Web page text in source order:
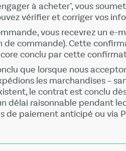
à acheter", vous
vérifier et corriger vos
vous recevrez un
commande). Cette
conclu par cette
que lorsque nous
les marchandises –
le contrat est conclu
délai raisonnable pendant
de paiement anticipé ou